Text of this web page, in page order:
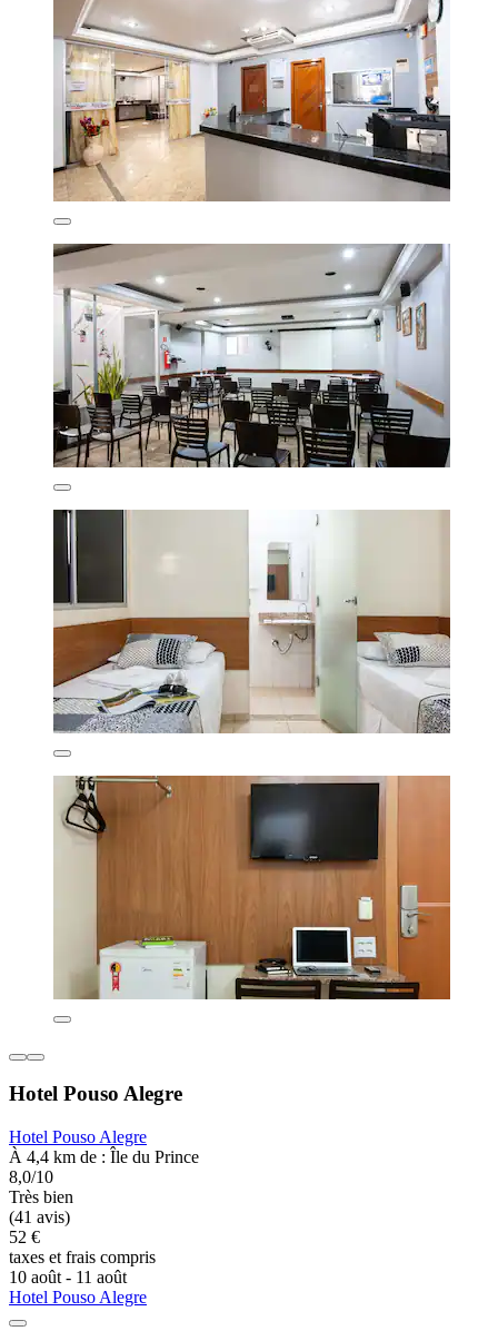
Hotel Pouso Alegre
Hotel Pouso Alegre
À 4,4 km de : Île du Prince
8,0/10
Très bien
(41 avis)
52 €
taxes et frais compris
10 août - 11 août
Hotel Pouso Alegre